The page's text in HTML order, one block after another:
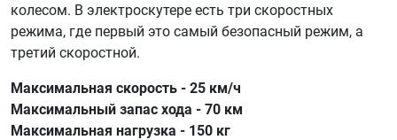
колесом. В электроскутере есть три скоростных
режима, где первый это самый безопасный режим, а
третий скоростной.
Максимальная скорость - 25 км/ч
Максимальный запас хода - 70 км
Максимальная нагрузка - 150 кг